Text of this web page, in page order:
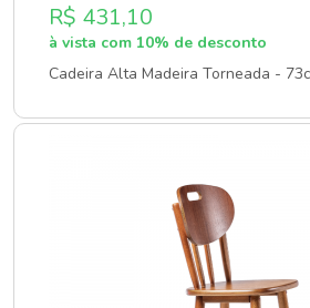
R$ 431,10
à vista com 10% de desconto
Cadeira Alta Madeira Torneada -